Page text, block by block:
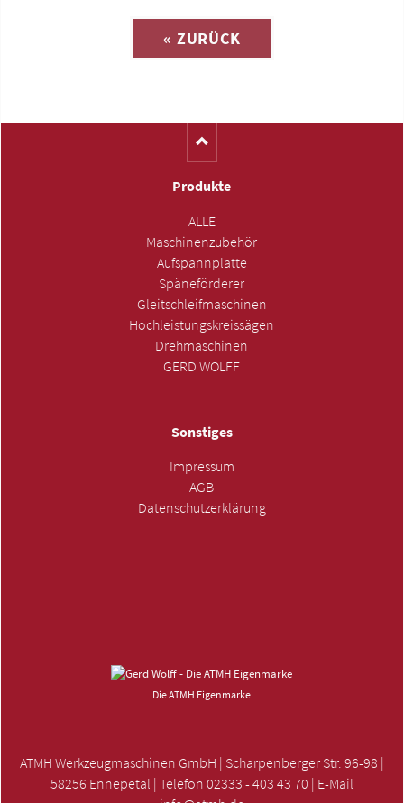
« ZURÜCK
Produkte
ALLE
Maschinenzubehör
Aufspannplatte
Späneförderer
Gleitschleifmaschinen
Hochleistungskreissägen
Drehmaschinen
GERD WOLFF
Sonstiges
Impressum
AGB
Datenschutzerklärung
Die ATMH Eigenmarke
ATMH Werkzeugmaschinen GmbH | Scharpenberger Str. 96-98 |
58256 Ennepetal | Telefon 02333 - 403 43 70 | E-Mail